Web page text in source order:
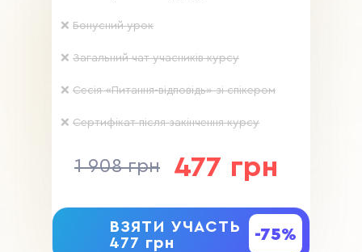
❌ Бонусний урок
❌ Загальний чат учасників курсу
❌ Сесія «Питання-відповідь» зі спікером
❌ Сертифікат після закінчення курсу
1 908 грн 477 грн
ВЗЯТИ УЧАСТЬ
477 грн
-75%